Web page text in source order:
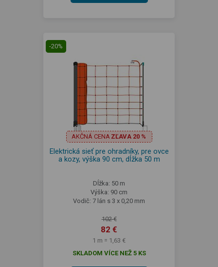
-20%
AKČNÁ CENA ZĽAVA 20 %
Elektrická sieť pre ohradníky, pre ovce
a kozy, výška 90 cm, dĺžka 50 m
Dĺžka: 50 m
Výška: 90 cm
Vodič: 7 lán s 3 x 0,20 mm
102 €
82 €
1 m = 1,63 €
SKLADOM VÍCE NEŽ 5 KS